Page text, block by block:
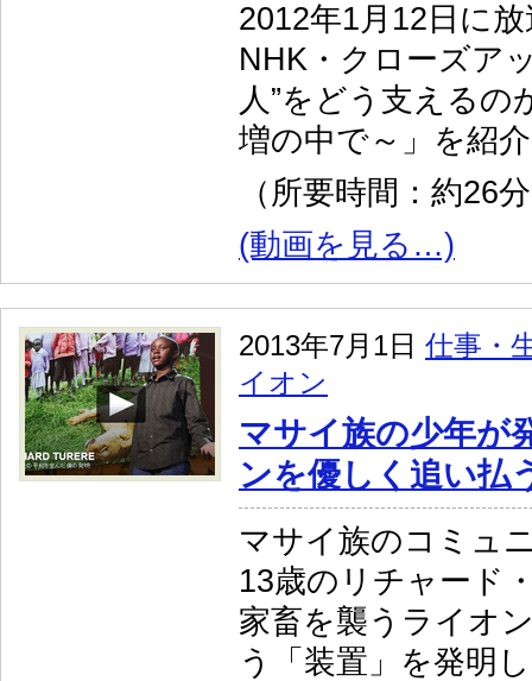
2012年1月12日に
NHK・クローズア
人”をどう支えるの
増の中で～」を紹
（所要時間：約26
(動画を見る…)
2013年7月1日 仕事・
イオン
マサイ族の少年が
ンを優しく追い払
マサイ族のコミュ
13歳のリチャード
家畜を襲うライオ
う「装置」を発明